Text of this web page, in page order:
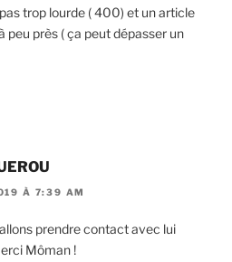
trop lourde ( 400) et un article
peu près ( ça peut dépasser un
À 7:39 AM
prendre contact avec lui
Môman !